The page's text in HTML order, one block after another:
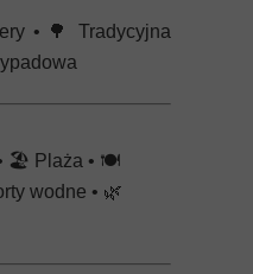
• 🌳
Tradycyjna
🏖️ Plaża • 🍽️
wodne • 🌿